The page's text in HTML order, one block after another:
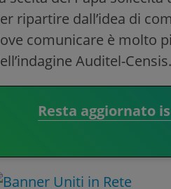
ripartire dall’idea di
comunicare è molto
Auditel-Censis.
Resta aggiornato